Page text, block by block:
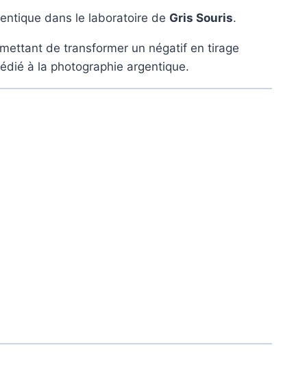
dans le laboratoire de Gris Souris.
de transformer un négatif en tirage
à la photographie argentique.